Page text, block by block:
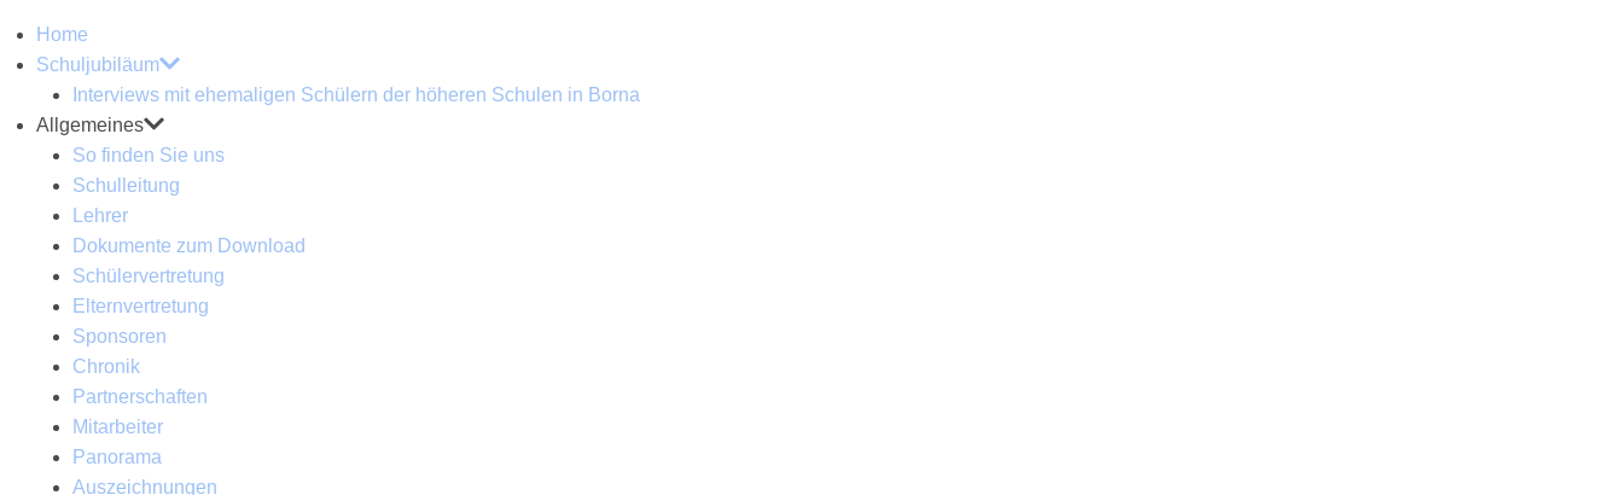
Home
Schuljubiläum
Interviews mit ehemaligen Schülern der höheren Schulen in Borna
Allgemeines
So finden Sie uns
Schulleitung
Lehrer
Dokumente zum Download
Schülervertretung
Elternvertretung
Sponsoren
Chronik
Partnerschaften
Mitarbeiter
Panorama
Auszeichnungen